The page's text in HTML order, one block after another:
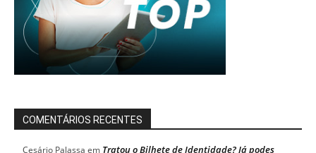
COMENTÁRIOS RECENTES
Cesário Palassa em Tratou o Bilhete de Identidade? Já podes